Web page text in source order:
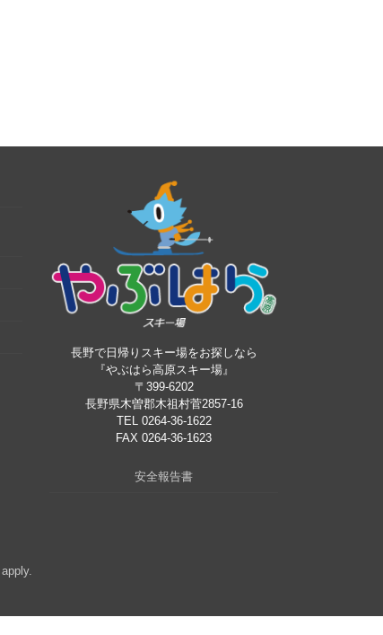
長野で日帰りスキー場をお探しなら
『やぶはら高原スキー場』
〒399-6202
長野県木曽郡木祖村菅2857-16
TEL 0264-36-1622
FAX 0264-36-1623
安全報告書
apply.